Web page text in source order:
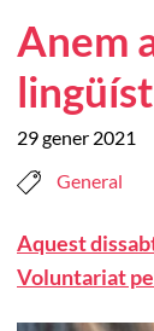
Anem
29 gener 2021
General
Aquest
Voluntariat